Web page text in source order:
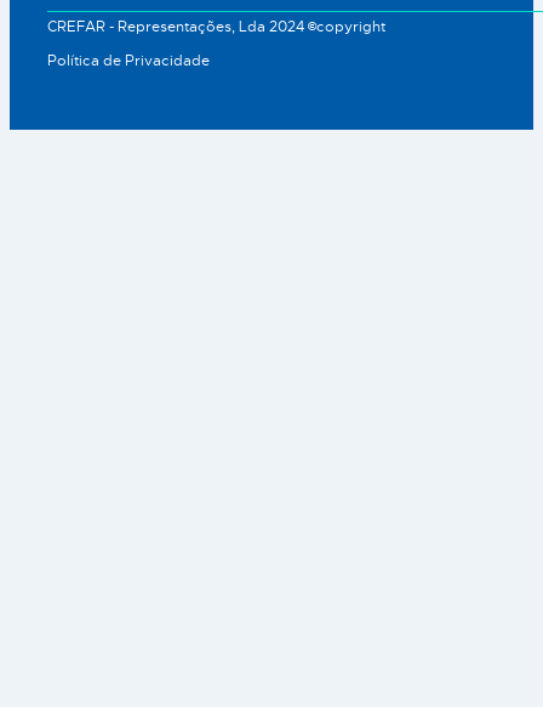
CREFAR - Representações, Lda 2024 ©copyright
Política de Privacidade